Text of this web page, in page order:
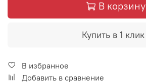
В корзину
Купить в 1 клик
В избранное
Добавить в сравнение